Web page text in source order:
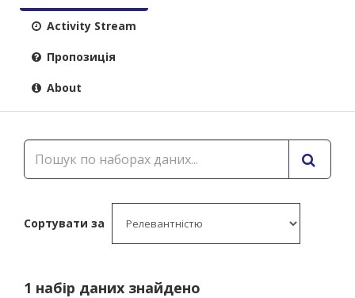
Activity Stream
Пропозиція
About
Сортувати за
1 набір даних знайдено